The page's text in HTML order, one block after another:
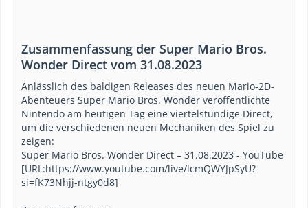
Zusammenfassung der Super Mario Bros.
Wonder Direct vom 31.08.2023
Anlässlich des baldigen Releases des neuen Mario-2D-
Abenteuers Super Mario Bros. Wonder veröffentlichte
Nintendo am heutigen Tag eine viertelstündige Direct,
um die verschiedenen neuen Mechaniken des Spiel zu
zeigen:
Super Mario Bros. Wonder Direct – 31.08.2023 - YouTube
[URL:https://www.youtube.com/live/lcmQWYJpSyU?
si=fK73Nhjj-ntgy0d8]